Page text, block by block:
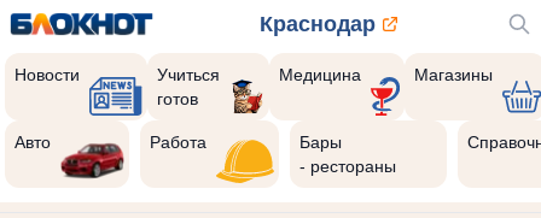
Краснодар
Новости
Учиться
готов
Медицина Магазины
Авто Работа
Бары
- рестораны